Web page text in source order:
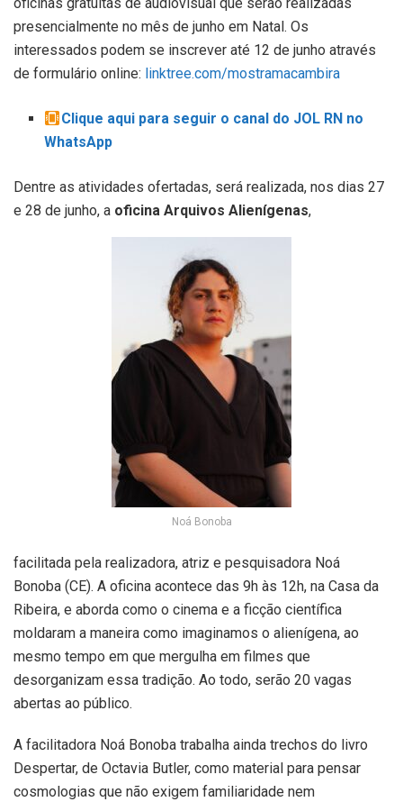
oficinas gratuitas de audiovisual que serão realizadas
presencialmente no mês de junho em Natal. Os
interessados podem se inscrever até 12 de junho através
de formulário online: linktree.com/mostramacambira
Clique aqui para seguir o canal do JOL RN no
WhatsApp
Dentre as atividades ofertadas, será realizada, nos dias 27
e 28 de junho, a oficina Arquivos Alienígenas,
Noá Bonoba
facilitada pela realizadora, atriz e pesquisadora Noá
Bonoba (CE). A oficina acontece das 9h às 12h, na Casa da
Ribeira, e aborda como o cinema e a ficção científica
moldaram a maneira como imaginamos o alienígena, ao
mesmo tempo em que mergulha em filmes que
desorganizam essa tradição. Ao todo, serão 20 vagas
abertas ao público.
A facilitadora Noá Bonoba trabalha ainda trechos do livro
Despertar, de Octavia Butler, como material para pensar
cosmologias que não exigem familiaridade nem